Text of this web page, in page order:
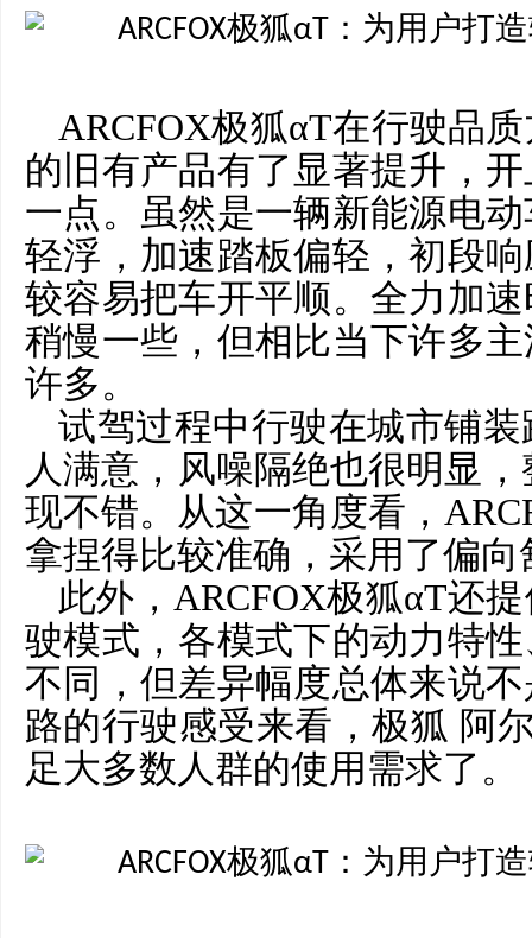
ARCFOX极狐αT在行驶品
的旧有产品有了显著提升，
一点。虽然是一辆新能源电
轻浮，加速踏板偏轻，初段
较容易把车开平顺。全力加
稍慢一些，但相比当下许多
许多。
试驾过程中行驶在城市铺
人满意，风噪隔绝也很明显
现不错。从这一角度看，
拿捏得比较准确，采用了偏
此外， ARCFOX极狐αT还
驶模式，各模式下的动力特
不同，但差异幅度总体来说
路的行驶感受来看，极狐 阿
足大多数人群的使用需求了。